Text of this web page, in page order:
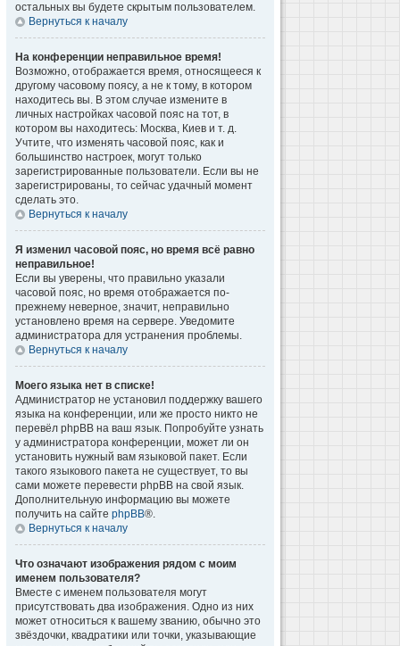
остальных вы будете скрытым пользователем.
Вернуться к началу
На конференции неправильное время!
Возможно, отображается время, относящееся к
другому часовому поясу, а не к тому, в котором
находитесь вы. В этом случае измените в
личных настройках часовой пояс на тот, в
котором вы находитесь: Москва, Киев и т. д.
Учтите, что изменять часовой пояс, как и
большинство настроек, могут только
зарегистрированные пользователи. Если вы не
зарегистрированы, то сейчас удачный момент
сделать это.
Вернуться к началу
Я изменил часовой пояс, но время всё равно
неправильное!
Если вы уверены, что правильно указали
часовой пояс, но время отображается по-
прежнему неверное, значит, неправильно
установлено время на сервере. Уведомите
администратора для устранения проблемы.
Вернуться к началу
Моего языка нет в списке!
Администратор не установил поддержку вашего
языка на конференции, или же просто никто не
перевёл phpBB на ваш язык. Попробуйте узнать
у администратора конференции, может ли он
установить нужный вам языковой пакет. Если
такого языкового пакета не существует, то вы
сами можете перевести phpBB на свой язык.
Дополнительную информацию вы можете
получить на сайте phpBB®.
Вернуться к началу
Что означают изображения рядом с моим
именем пользователя?
Вместе с именем пользователя могут
присутствовать два изображения. Одно из них
может относиться к вашему званию, обычно это
звёздочки, квадратики или точки, указывающие